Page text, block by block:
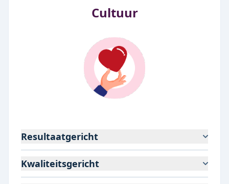
Cultuur
Resultaatgericht
Kwaliteitsgericht